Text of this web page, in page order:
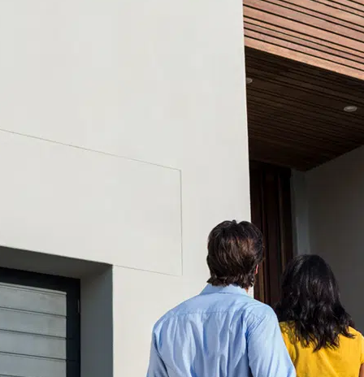
Te asesoramos sin costo¡Llamamos o
mándanos un mensaje por correo o
WhatsApp! Atenderemos todas tus dudas.La
mejor propiedad de acuerdo a tu
presupuesto
Para nosotros lo mas importante